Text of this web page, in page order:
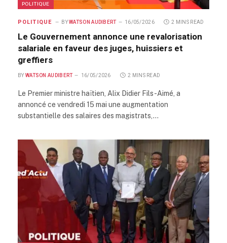
POLITIQUE
POLITIQUE BY WATSON AUDIBERT 16/05/2026 2 MINS READ
Le Gouvernement annonce une revalorisation
salariale en faveur des juges, huissiers et
greffiers
BY WATSON AUDIBERT 16/05/2026 2 MINS READ
Le Premier ministre haïtien, Alix Didier Fils-Aimé, a
annoncé ce vendredi 15 mai une augmentation
substantielle des salaires des magistrats,…